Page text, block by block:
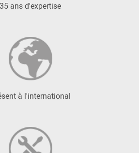
35 ans d'expertise
à l'international